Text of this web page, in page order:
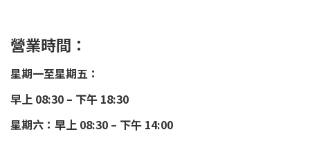
營業時間：
星期一至星期五：
早上 08:30 – 下午 18:30
星期六：早上 08:30 – 下午 14:00